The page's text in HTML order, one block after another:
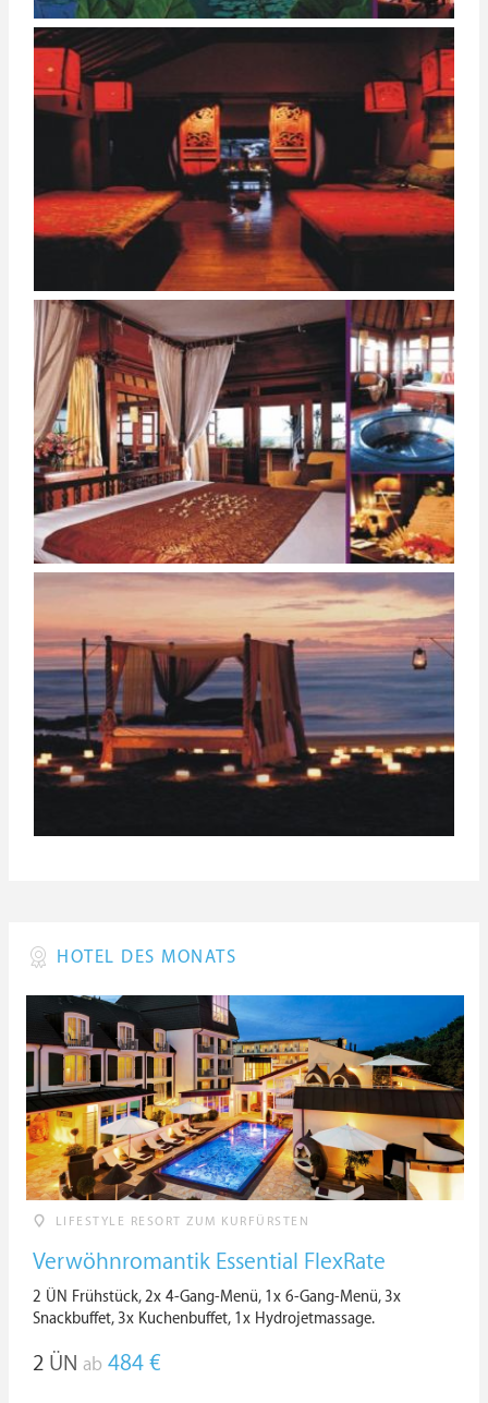
HOTEL DES MONATS
LIFESTYLE RESORT ZUM KURFÜRSTEN
Verwöhnromantik Essential FlexRate
2 ÜN Frühstück, 2x 4-Gang-Menü, 1x 6-Gang-Menü, 3x
Snackbuffet, 3x Kuchenbuffet, 1x Hydrojetmassage.
2 ÜN ab 484 €